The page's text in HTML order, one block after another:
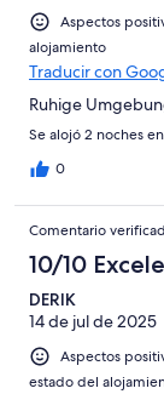
Aspectos
alojamiento
Traducir con
Ruhige
Se alojó 2 noches
0
Comentario
10/10
DERIK
14 de jul de 2025
Aspectos
estado del